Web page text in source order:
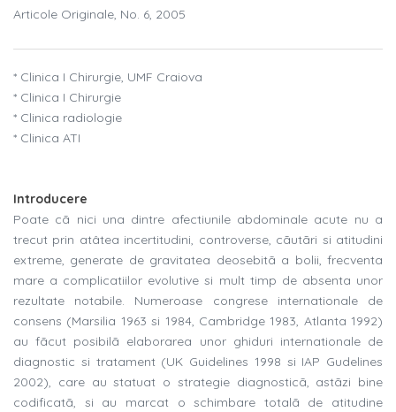
Articole Originale, No. 6, 2005
* Clinica I Chirurgie, UMF Craiova
* Clinica I Chirurgie
* Clinica radiologie
* Clinica ATI
Introducere
Poate cã nici una dintre afectiunile abdominale acute nu a
trecut prin atâtea incertitudini, controverse, cãutãri si atitudini
extreme, generate de gravitatea deosebitã a bolii, frecventa
mare a complicatiilor evolutive si mult timp de absenta unor
rezultate notabile. Numeroase congrese internationale de
consens (Marsilia 1963 si 1984, Cambridge 1983, Atlanta 1992)
au fãcut posibilã elaborarea unor ghiduri internationale de
diagnostic si tratament (UK Guidelines 1998 si IAP Gudelines
2002), care au statuat o strategie diagnosticã, astãzi bine
codificatã, si au marcat o schimbare totalã de atitudine